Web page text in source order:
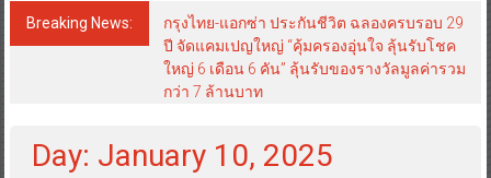
เศรษฐกิจ-
การเมือง-
Breaking News:
กรุงไทย-แอกซ่า ประกันชีวิต ฉลองครบรอบ 29
ปี จัดแคมเปญใหญ่ “คุ้มครองอุ่นใจ ลุ้นรับโชค
ใหญ่ 6 เดือน 6 คัน” ลุ้นรับของรางวัลมูลค่ารวม
กว่า 7 ล้านบาท
Day: January 10, 2025